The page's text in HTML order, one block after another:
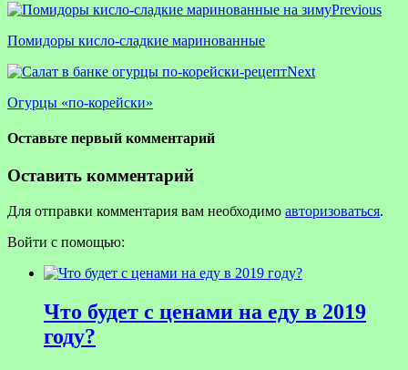
Previous
Помидоры кисло-сладкие маринованные
Next
Огурцы «по-корейски»
Оставьте первый комментарий
Оставить комментарий
Для отправки комментария вам необходимо авторизоваться.
Войти с помощью:
Что будет с ценами на еду в 2019
году?